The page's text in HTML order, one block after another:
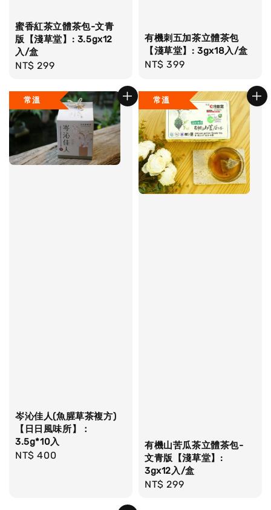
蜜香紅茶立體茶包-文青
版【淺草堂】: 3.5gx12
入/盒
Regular
NT$ 299
有機刺五加茶立體茶包
【淺草堂】: 3gx18入/盒
Regular
NT$ 399
常溫
岑沁佳人(魚腥草茶複方)
【日日風味所】：
3.5g*10入
Regular
NT$ 400
常溫
有機山苦瓜茶立體茶包-
文青版【淺草堂】:
3gx12入/盒
Regular
NT$ 299